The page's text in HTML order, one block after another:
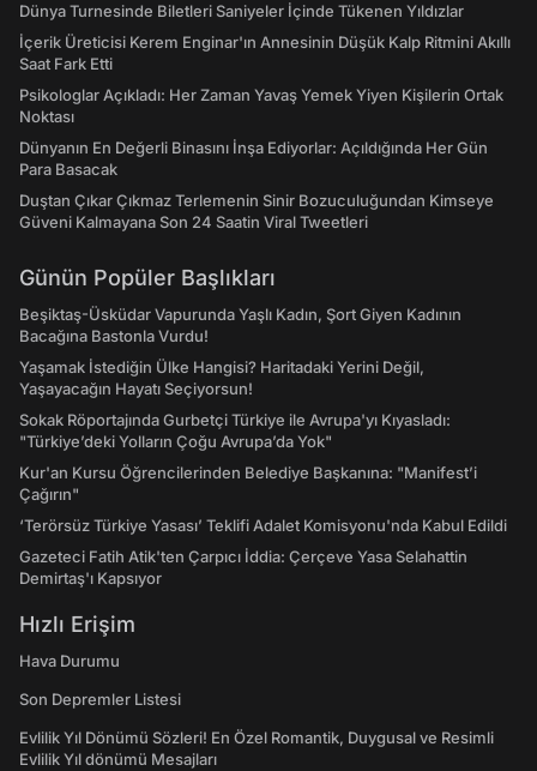
Dünya Turnesinde Biletleri Saniyeler İçinde Tükenen Yıldızlar
İçerik Üreticisi Kerem Enginar'ın Annesinin Düşük Kalp Ritmini Akıllı
Saat Fark Etti
Psikologlar Açıkladı: Her Zaman Yavaş Yemek Yiyen Kişilerin Ortak
Noktası
Dünyanın En Değerli Binasını İnşa Ediyorlar: Açıldığında Her Gün
Para Basacak
Duştan Çıkar Çıkmaz Terlemenin Sinir Bozuculuğundan Kimseye
Güveni Kalmayana Son 24 Saatin Viral Tweetleri
Günün Popüler Başlıkları
Beşiktaş-Üsküdar Vapurunda Yaşlı Kadın, Şort Giyen Kadının
Bacağına Bastonla Vurdu!
Yaşamak İstediğin Ülke Hangisi? Haritadaki Yerini Değil,
Yaşayacağın Hayatı Seçiyorsun!
Sokak Röportajında Gurbetçi Türkiye ile Avrupa'yı Kıyasladı:
"Türkiye’deki Yolların Çoğu Avrupa’da Yok"
Kur'an Kursu Öğrencilerinden Belediye Başkanına: "Manifest’i
Çağırın"
‘Terörsüz Türkiye Yasası’ Teklifi Adalet Komisyonu'nda Kabul Edildi
Gazeteci Fatih Atik'ten Çarpıcı İddia: Çerçeve Yasa Selahattin
Demirtaş'ı Kapsıyor
Hızlı Erişim
Hava Durumu
Son Depremler Listesi
Evlilik Yıl Dönümü Sözleri! En Özel Romantik, Duygusal ve Resimli
Evlilik Yıl dönümü Mesajları